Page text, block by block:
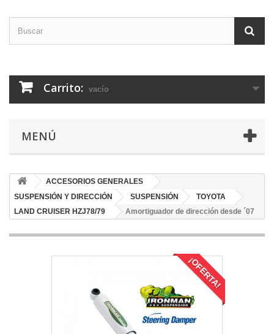
Carrito: vacío
MENÚ
ACCESORIOS GENERALES
SUSPENSIÓN Y DIRECCIÓN
SUSPENSIÓN
TOYOTA
LAND CRUISER HZJ78/79
Amortiguador de dirección desde ´07
¡OFERTA!